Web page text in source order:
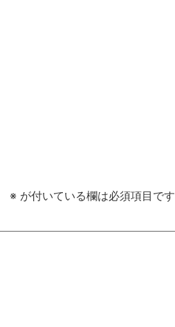
※ が付いている欄は必須項目です